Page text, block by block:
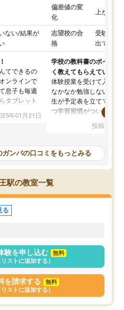
ない/結果が
てできるの
ンラインで
息子も毎週
タブレット
になりまし
もとても気
平均点以上の
と1年受験ま
を使用しな
ます！
年01月21日
偏差値の変
化
上がった
志望校の合
格
受験して
出ていな
学校の教科書のポイント
く教えてもらえている
体験授業を受けて入塾し
なかなか勉強しない息子
生が予定表を立ててくれ
つ学習習慣がついてきま
指導が無い日も予定表
問できるのでとても助か
投稿日：
ガンバの口コミをもっとみる
駅の教室一覧
る
験を申し込む
無料
リストに追加する）
を請求する
無料
リストに追加する）